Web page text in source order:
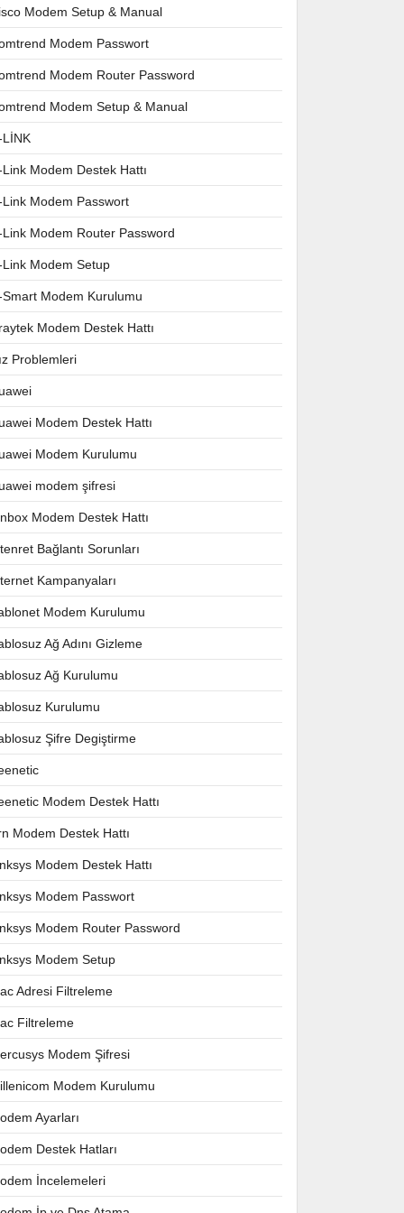
Modem Setup & Manual
Modem Passwort
Modem Router Password
Modem Setup & Manual
LİNK
Link Modem Destek Hattı
Link Modem Passwort
Link Modem Router Password
Link Modem Setup
Smart Modem Kurulumu
Modem Destek Hattı
Problemleri
Modem Destek Hattı
Modem Kurulumu
modem şifresi
Modem Destek Hattı
Bağlantı Sorunları
Kampanyaları
Modem Kurulumu
Ağ Adını Gizleme
Ağ Kurulumu
Kurulumu
Şifre Degiştirme
Modem Destek Hattı
Modem Destek Hattı
Modem Destek Hattı
Modem Passwort
Modem Router Password
Modem Setup
Adresi Filtreleme
Filtreleme
Modem Şifresi
Modem Kurulumu
Ayarları
Destek Hatları
İncelemeleri